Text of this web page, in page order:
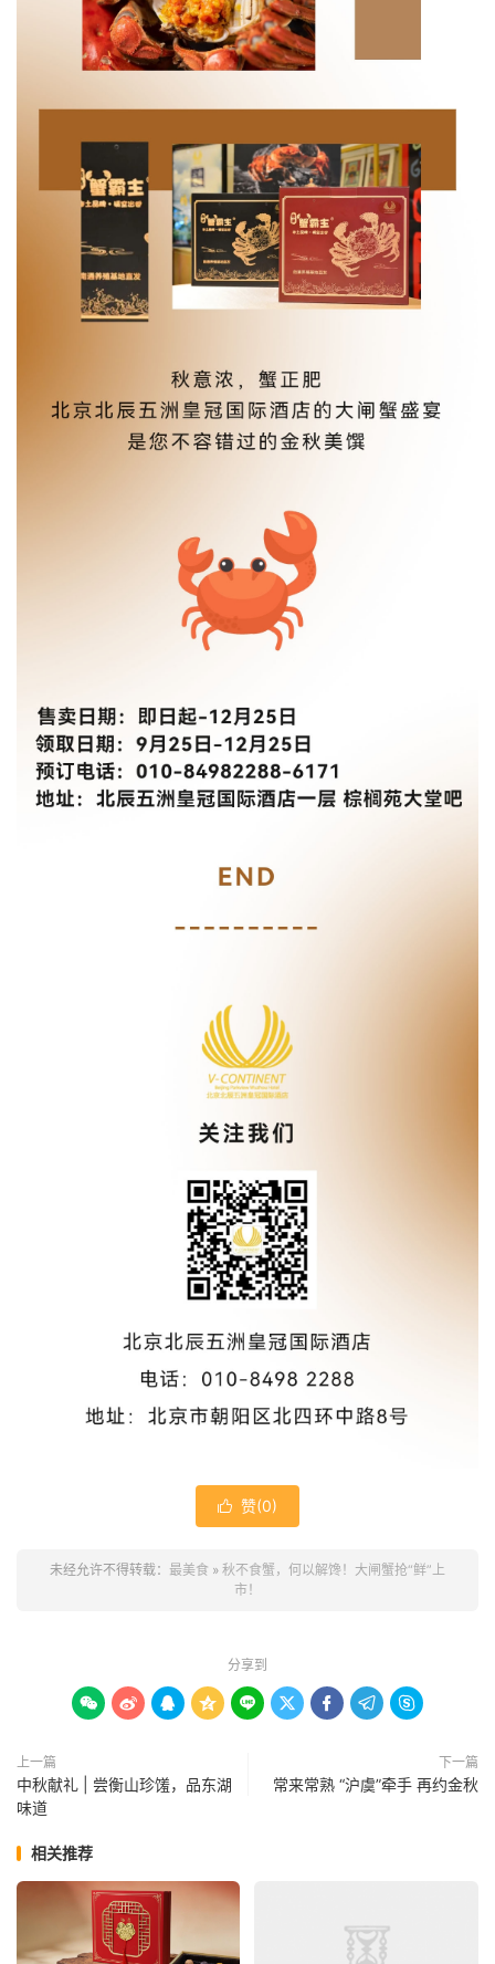
 赞(0)
未经允许不得转载： 最美食 » 秋不食蟹，何以解馋！大闸蟹抢“鲜”上
市！
分享到
        
上一篇
中秋献礼 | 尝衡山珍馐，品东湖
味道
下一篇
常来常熟 “沪虞”牵手 再约金秋
相关推荐